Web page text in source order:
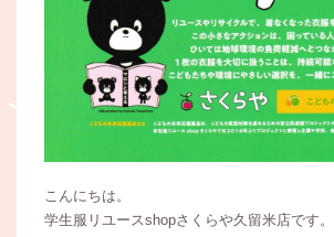
こんにちは。
学生服リユースshopさくらや久留米店です。